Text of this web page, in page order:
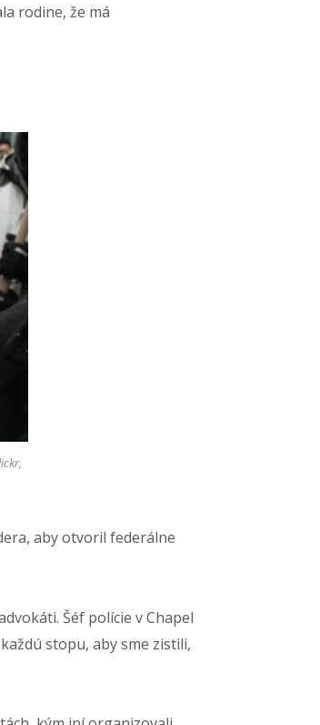
rodine, že má
aby otvoril federálne
Šéf polície v Chapel
stopu, aby sme zistili,